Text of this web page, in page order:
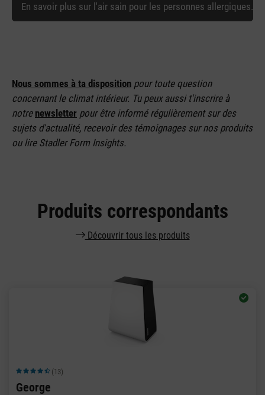
En savoir plus sur l'air sain pour les personnes allergiques.
Nous sommes à ta disposition pour toute question
concernant le climat intérieur. Tu peux aussi t'inscrire à
notre newsletter pour être informé régulièrement sur des
sujets d'actualité, recevoir des témoignages sur nos produits
ou lire Stadler Form Insights.
Produits correspondants
Découvrir tous les produits
Note moyenne de 4.92 sur 5 étoiles
(13)
George